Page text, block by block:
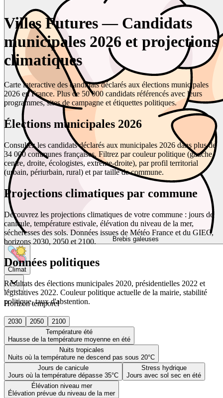
Brebis galeuses
Climat
Horizon temporel
2030 2050
2100
Température été
Hausse de la température moyenne en été
Nuits tropicales
Nuits où la température ne descend pas sous 20°C
Jours de canicule
Jours où la température dépasse 35°C
Stress hydrique
Jours avec sol sec en été
Élévation niveau mer
Élévation prévue du niveau de la mer
Villes Futures — Candidats
municipales 2026 et projections
climatiques
Carte interactive des candidats déclarés aux élections municipales
2026 en France. Plus de 50 000 candidats référencés avec leurs
programmes, sites de campagne et étiquettes politiques.
Élections municipales 2026
Consultez les candidats déclarés aux municipales 2026 dans plus de
34 000 communes françaises. Filtrez par couleur politique (gauche,
centre, droite, écologistes, extrême-droite), par profil territorial
(urbain, périurbain, rural) et par taille de commune.
Projections climatiques par commune
Découvrez les projections climatiques de votre commune : jours de
canicule, température estivale, élévation du niveau de la mer,
sécheresses des sols. Données issues de Météo France et du GIEC,
horizons 2030, 2050 et 2100.
Données politiques
Résultats des élections municipales 2020, présidentielles 2022 et
législatives 2022. Couleur politique actuelle de la mairie, stabilité
politique, taux d'abstention.